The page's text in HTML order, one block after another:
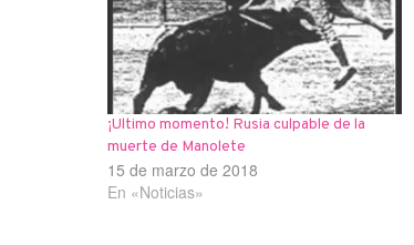
¡Ultimo momento! Rusia culpable de la
muerte de Manolete
15 de marzo de 2018
En «Noticias»